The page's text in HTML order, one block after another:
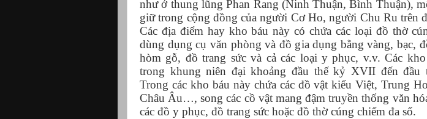
như ở thung lũng Phan Rang (Ninh Thuận, Bình Thuận),
giữ trong cộng đồng của người Cơ Ho, người Chu Ru trên
Các địa điểm hay kho báu này có chứa các loại đồ thờ
dùng dụng cụ văn phòng và đồ gia dụng bằng vàng, bạc,
hòm gỗ, đồ trang sức và cả các loại y phục, v.v. Các
trong khung niên đại khoảng đầu thế kỷ XVII đến
Trong các kho báu này chứa các đồ vật kiểu Việt, Trung
Châu Âu…, song các cồ vật mang đậm truyền thống văn
các đồ y phục, đồ trang sức hoặc đồ thờ cúng chiếm đa số.